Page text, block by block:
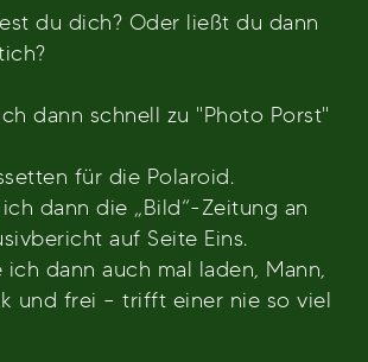
du dich? Oder ließt du dann
dann schnell zu "Photo Porst"
für die Polaroid.
dann die „Bild“-Zeitung an
auf Seite Eins.
dann auch mal laden, Mann,
und frei – trifft einer nie so viel